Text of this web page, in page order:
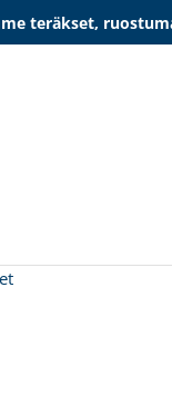
teräkset,